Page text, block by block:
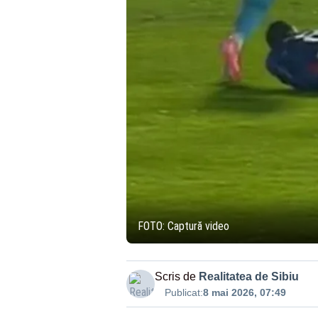
FOTO: Captură video
Scris de Realitatea de Sibiu
Publicat:8 mai 2026, 07:49